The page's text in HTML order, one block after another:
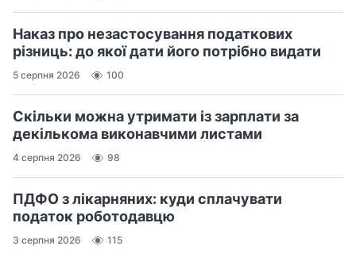
Наказ про незастосування податкових
різниць: до якої дати його потрібно видати
5 серпня 2026 100
Скільки можна утримати із зарплати за
декількома виконавчими листами
4 серпня 2026 98
ПДФО з лікарняних: куди сплачувати
податок роботодавцю
3 серпня 2026 115